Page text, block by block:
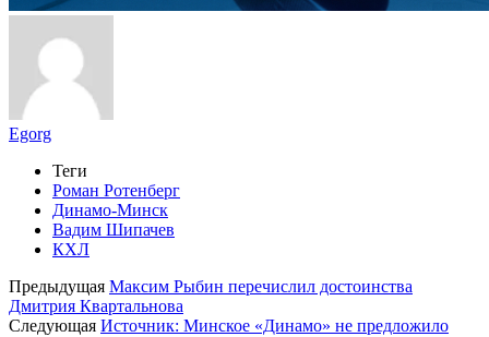
Egorg
Теги
Роман Ротенберг
Динамо-Минск
Вадим Шипачев
КХЛ
Предыдущая Максим Рыбин перечислил достоинства
Дмитрия Квартальнова
Следующая Источник: Минское «Динамо» не предложило